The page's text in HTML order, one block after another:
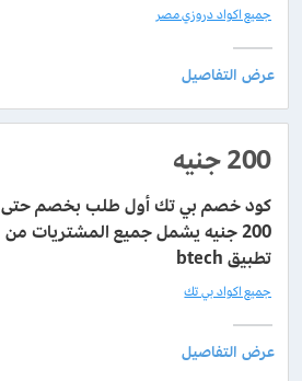
جميع اكواد دروزي مصر
200 جنيه
كود خصم بي تك أول طلب بخصم حتى
200 جنيه يشمل جميع المشتريات من
تطبيق btech
جميع اكواد بي تك